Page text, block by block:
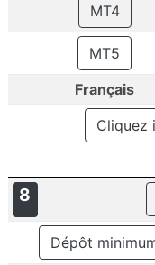
MT4
MT5
Français
Cliquez
8
Dépôt